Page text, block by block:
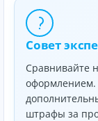
Совет
Сравнивайте
штрафы за